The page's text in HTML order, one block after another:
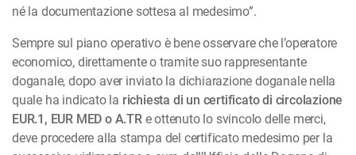
né la documentazione sottesa al medesimo”.
Sempre sul piano operativo è bene osservare che l’operatore
economico, direttamente o tramite suo rappresentante
doganale, dopo aver inviato la dichiarazione doganale nella
quale ha indicato la richiesta di un certificato di circolazione
EUR.1, EUR MED o A.TRe ottenuto lo svincolo delle merci,
deve procedere alla stampa del certificato medesimo per la